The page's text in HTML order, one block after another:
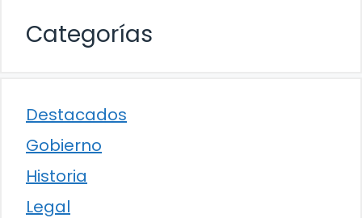
Categorías
Destacados
Gobierno
Historia
Legal